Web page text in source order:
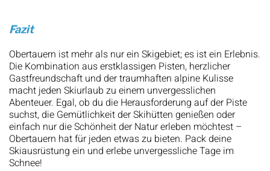
Fazit
Obertauern ist mehr als nur ein Skigebiet; es ist ein Erlebnis.
Die Kombination aus erstklassigen Pisten, herzlicher
Gastfreundschaft und der traumhaften alpine Kulisse
macht jeden Skiurlaub zu einem unvergesslichen
Abenteuer. Egal, ob du die Herausforderung auf der Piste
suchst, die Gemütlichkeit der Skihütten genießen oder
einfach nur die Schönheit der Natur erleben möchtest –
Obertauern hat für jeden etwas zu bieten. Pack deine
Skiausrüstung ein und erlebe unvergessliche Tage im
Schnee!